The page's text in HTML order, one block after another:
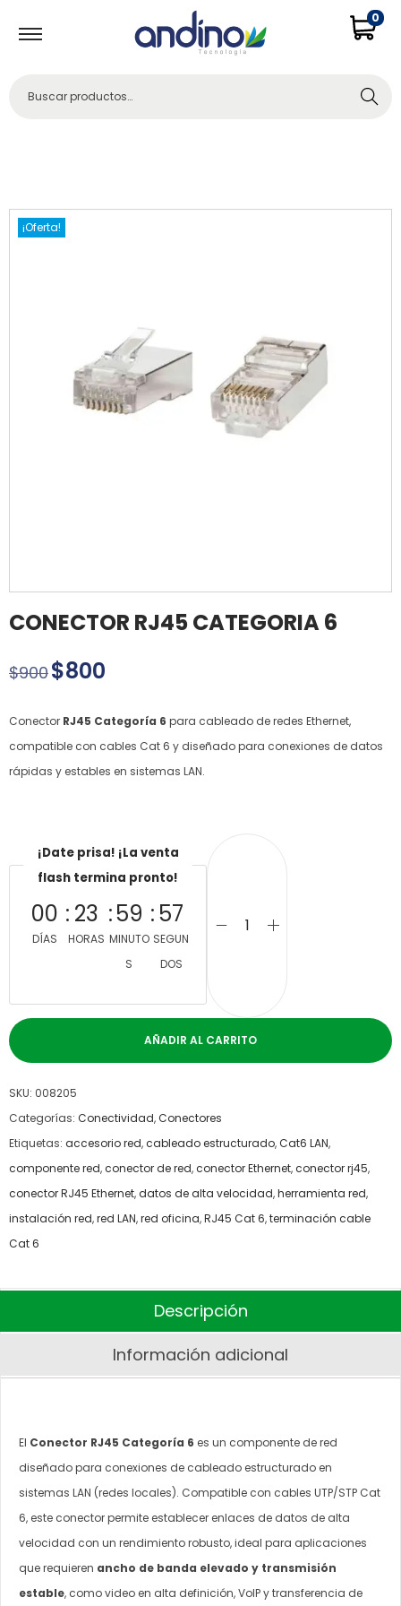
0
Buscar
¡Oferta!
CONECTOR RJ45 CATEGORIA 6
$900$800
Conector RJ45 Categoría 6 para cableado de redes Ethernet,
compatible con cables Cat 6 y diseñado para conexiones de datos
rápidas y estables en sistemas LAN.
¡Date prisa! ¡La venta
flash termina pronto!
00
DÍAS
23
HORAS
59
MINUTO
S
57
SEGUN
DOS
AÑADIR AL CARRITO
SKU: 008205
Categorías: Conectividad,Conectores
Etiquetas: accesorio red,cableado estructurado,Cat6 LAN,
componente red,conector de red,conector Ethernet,conector rj45,
conector RJ45 Ethernet,datos de alta velocidad,herramienta red,
instalación red,red LAN,red oficina,RJ45 Cat 6,terminación cable
Cat 6
Descripción
Información adicional
El Conector RJ45 Categoría 6 es un componente de red
diseñado para conexiones de cableado estructurado en
sistemas LAN (redes locales). Compatible con cables UTP/STP Cat
6, este conector permite establecer enlaces de datos de alta
velocidad con un rendimiento robusto, ideal para aplicaciones
que requieren ancho de banda elevado y transmisión
estable, como video en alta definición, VoIP y transferencia de